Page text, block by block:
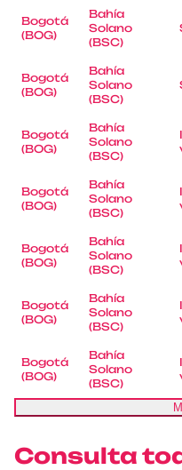
Bogotá
(BOG)
Bahía
Solano
(BSC)
Bogotá
(BOG)
Bahía
Solano
(BSC)
Bogotá
(BOG)
Bahía
Solano
(BSC)
Bogotá
(BOG)
Bahía
Solano
(BSC)
Bogotá
(BOG)
Bahía
Solano
(BSC)
Bogotá
(BOG)
Bahía
Solano
(BSC)
Bogotá
(BOG)
Bahía
Solano
(BSC)
Consulta